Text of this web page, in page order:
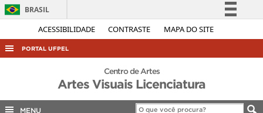
ACESSIBILIDADE CONTRASTE MAPA DO SITE
BRASIL
Simplifique!
Acesso à informação
Legislação
PORTAL UFPEL
COBALTO
Centro de Artes
Artes Visuais Licenciatura
MENU